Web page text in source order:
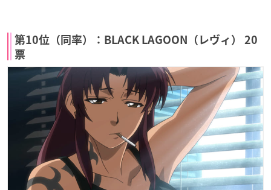
第10位（同率）：BLACK LAGOON（レヴィ） 20
票